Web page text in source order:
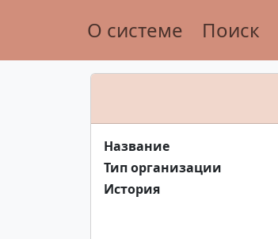
О системе Поиск
Название
Тип организации
История